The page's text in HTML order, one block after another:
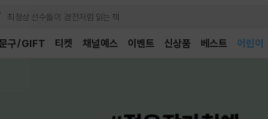
채널예스 이벤트 신상품 베스트
독후감
구/GIFT 티켓